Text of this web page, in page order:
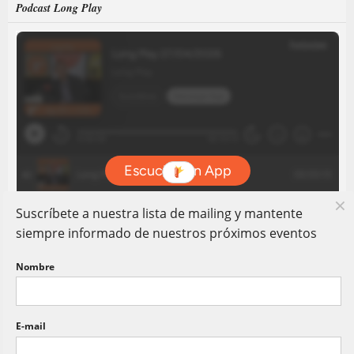
Podcast Long Play
Suscríbete a nuestra lista de mailing y mantente
siempre informado de nuestros próximos eventos
Nombre
E-mail